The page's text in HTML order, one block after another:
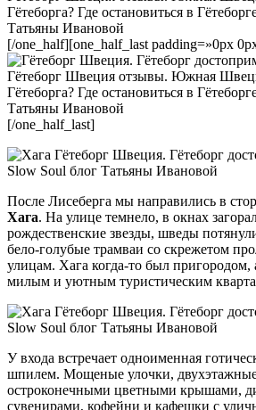
[/one_half][one_half_last padding=»0px
[/one_half_last]
После Лисеберга мы направились в
Хага. На улице темнело, в окнах
рождественские звезды, шведы
бело-голубые трамваи со скрежетом
улицам. Хага когда-то был пригородом,
милым и уютным туристическим
У входа встречает одноименная
шпилем. Мощеные улочки,
остроконечными цветными крышами,
сувенирами, кофейни и кафешки с